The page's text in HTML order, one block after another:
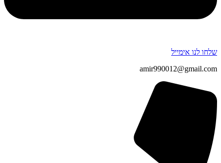
שלחו לנו אימייל
amir990012@gmail.com